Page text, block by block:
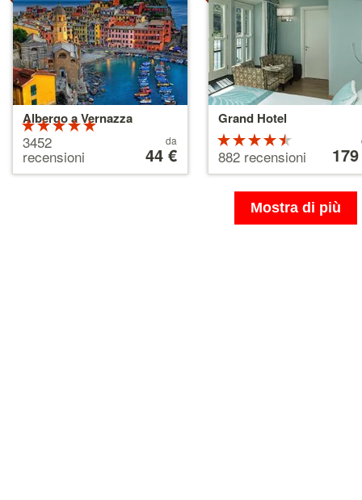
Albergo a VernazzaValutazione:
5 su 5 stelle
3452
recensioni partire
da
da
44 €
Grand Hotel
4.5 su 5
stelle
882 recensioni partire
da
179 €
Mostra di più